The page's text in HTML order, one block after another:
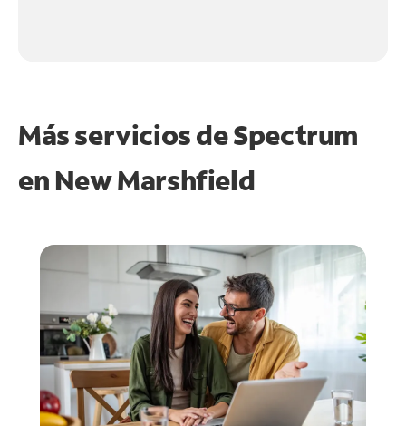
Más servicios de Spectrum
en New Marshfield